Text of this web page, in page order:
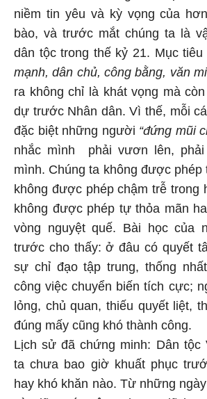
niềm tin yêu và kỳ vọng của
bào, và trước mắt chúng ta là
dân tộc trong thế kỷ 21. Mục tiêu
mạnh, dân chủ, công bằng, văn
ra không chỉ là khát vọng mà
dự trước Nhân dân. Vì thế, mỗi
đặc biệt những người “đứng mũi
nhắc mình phải vươn lên,
mình. Chúng ta không được phép
không được phép chậm trễ trong
không được phép tự thỏa mãn
vòng nguyệt quế. Bài học của
trước cho thấy: ở đâu có quyết
sự chỉ đạo tập trung, thống
công việc chuyển biến tích cực;
lỏng, chủ quan, thiếu quyết liệt,
đúng mấy cũng khó thành công.
Lịch sử đã chứng minh: Dân tộc
ta chưa bao giờ khuất phục
hay khó khăn nào. Từ những